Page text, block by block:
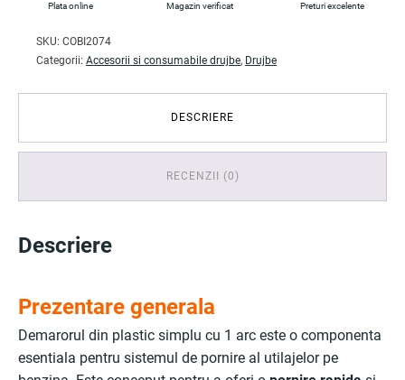
Plata online Magazin verificat Preturi excelente
SKU: COBI2074
Categorii: Accesorii si consumabile drujbe, Drujbe
DESCRIERE
RECENZII (0)
Descriere
Prezentare generala
Demarorul din plastic simplu cu 1 arc este o componenta
esentiala pentru sistemul de pornire al utilajelor pe